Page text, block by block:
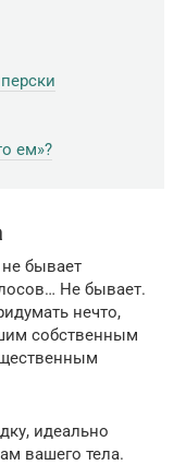
ем»?
бывает
Не бывает.
нечто,
собственным
идеально
вашего тела.